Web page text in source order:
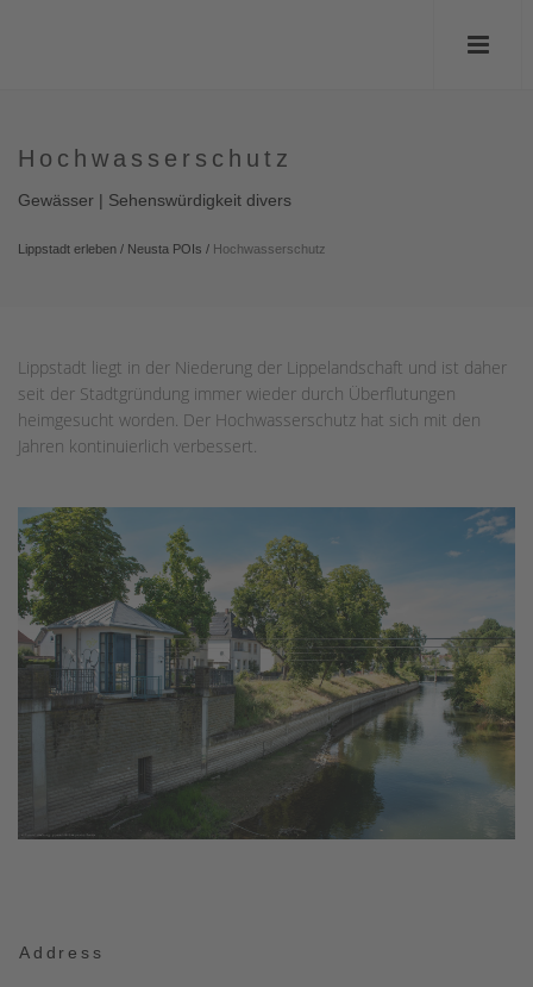
Hochwasserschutz
Gewässer | Sehenswürdigkeit divers
Lippstadt erleben / Neusta POIs / Hochwasserschutz
Lippstadt liegt in der Niederung der Lippelandschaft und ist daher
seit der Stadtgründung immer wieder durch Überflutungen
heimgesucht worden. Der Hochwasserschutz hat sich mit den
Jahren kontinuierlich verbessert.
Address